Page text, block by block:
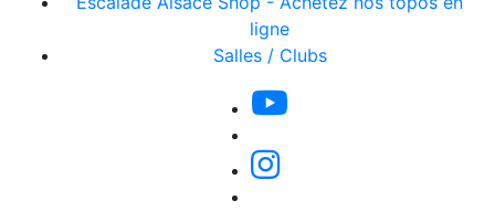
ligne
Salles / Clubs